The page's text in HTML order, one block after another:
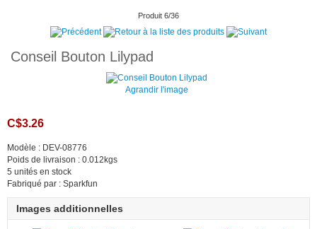
Produit 6/36
Conseil Bouton Lilypad
Agrandir l'image
C$3.26
Modèle : DEV-08776
Poids de livraison : 0.012kgs
5 unités en stock
Fabriqué par : Sparkfun
Images additionnelles